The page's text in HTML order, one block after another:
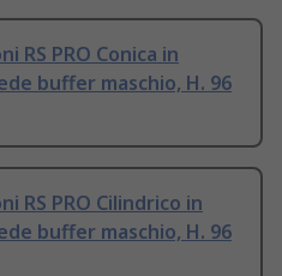
RS PRO Conica in
buffer maschio, H. 96
RS PRO Cilindrico in
buffer maschio, H. 96